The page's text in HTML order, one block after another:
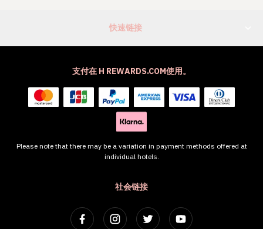
快速链接
社会链接
支付在 H REWARDS.COM使用。
Please note that there may be a variation in payment methods offered at
individual hotels.